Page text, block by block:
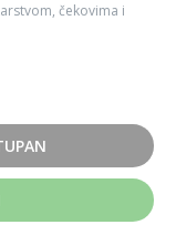
čekovima i